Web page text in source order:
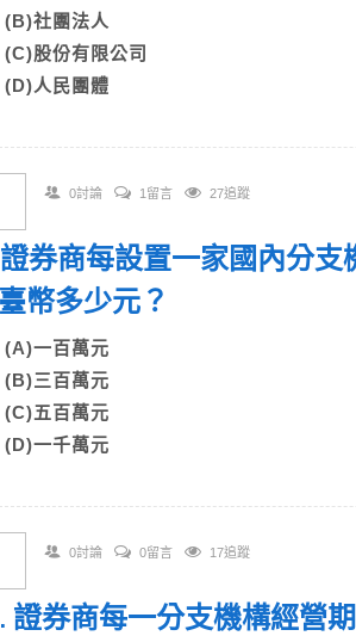
(B)社團法人
(C)股份有限公司
(D)人民團體
0討論 1留言 27追蹤
券商每設置一家國內分
幣多少元？
(A)一百萬元
(B)三百萬元
(C)五百萬元
(D)一千萬元
0討論 0留言 17追蹤
證券商每一分支機構經營